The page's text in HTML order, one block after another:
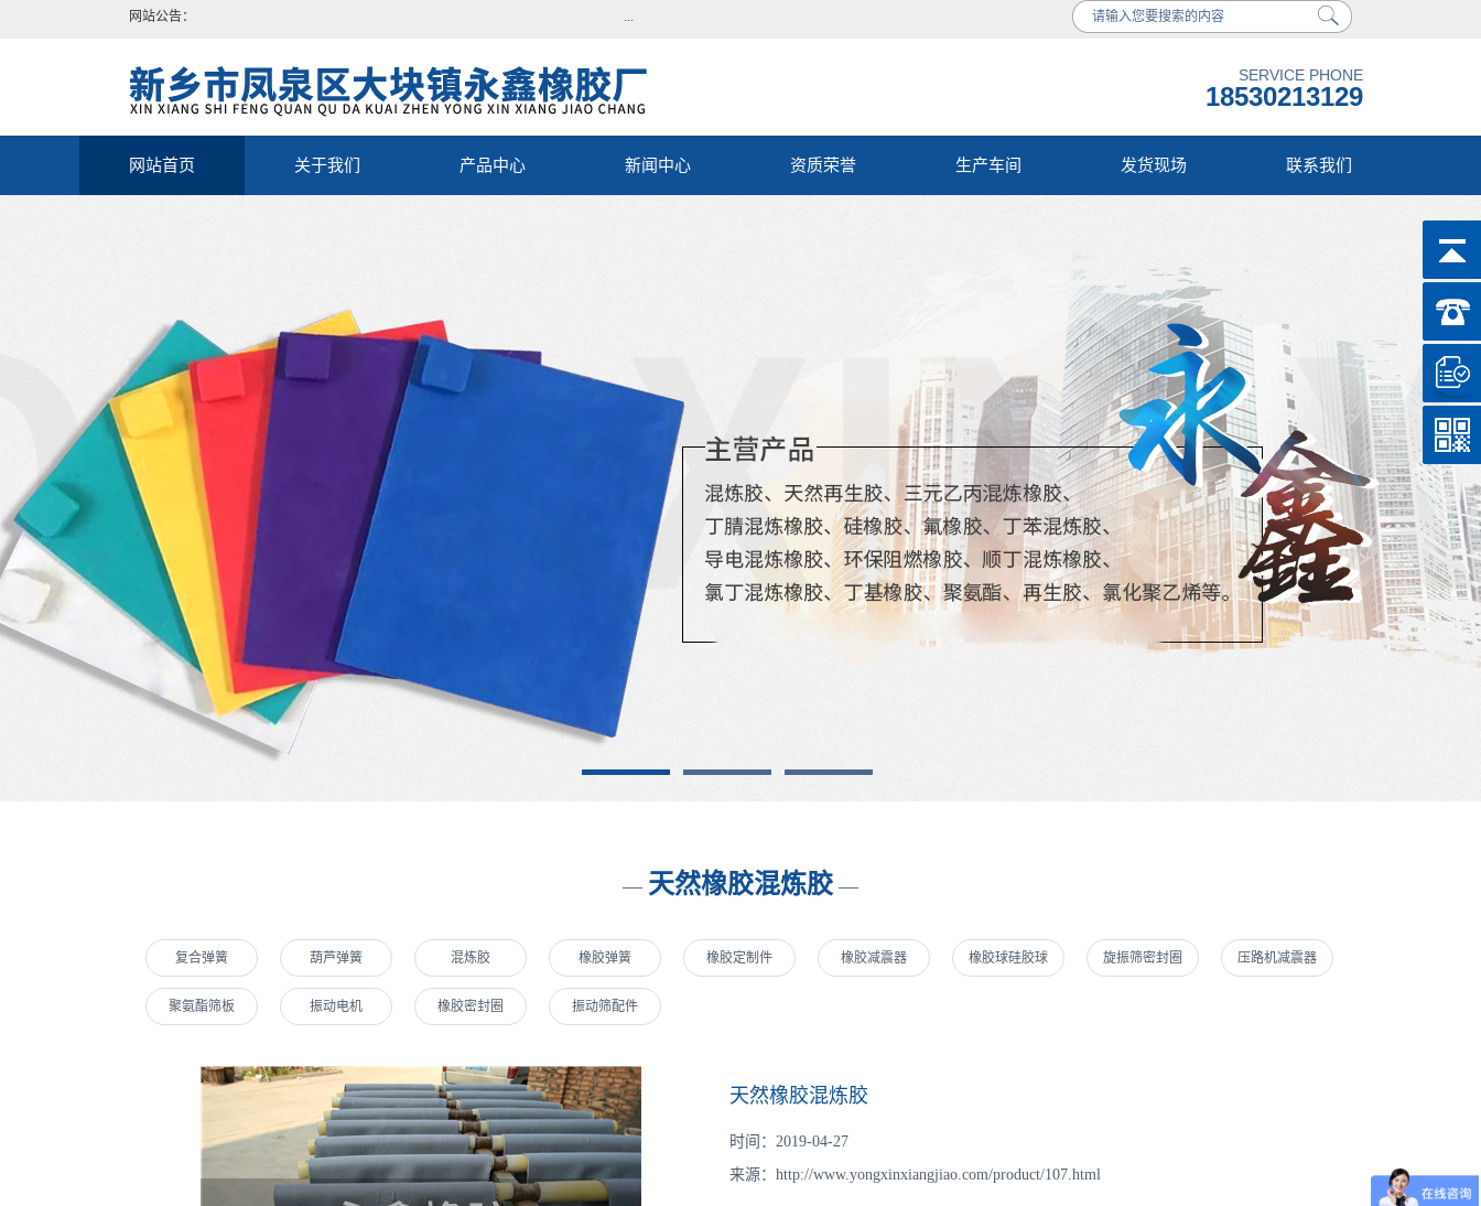
网站公告：
SERVICE PHONE
18530213129
网站首页 关于我们 产品中心 新闻中心 资质荣誉 生产车间 发货现场 联系我们
— 天然橡胶混炼胶 —
复合弹簧 葫芦弹簧 混炼胶 橡胶弹簧 橡胶定制件 橡胶减震器 橡胶球硅胶球 旋振筛密封圈 压路机减震器
聚氨酯筛板 振动电机 橡胶密封圈 振动筛配件
天然橡胶混炼胶
时间：2019-04-27
来源： http://www.yongxinxiangjiao.com/product/107.html